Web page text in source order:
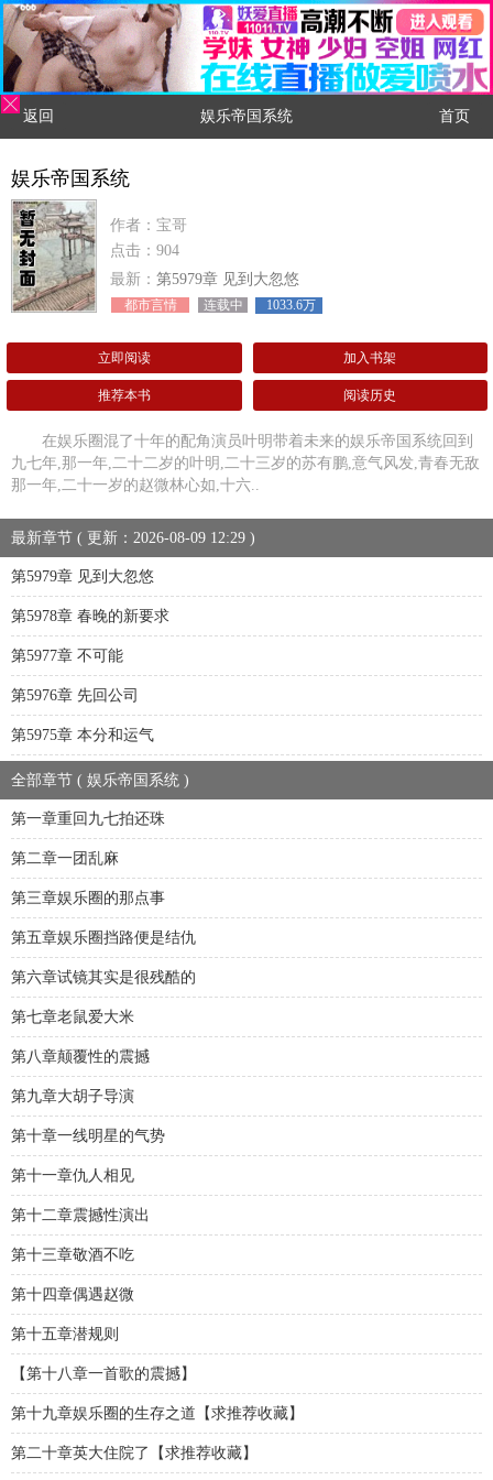
返回 娱乐帝国系统 首页
娱乐帝国系统
作者：宝哥
点击：904
最新： 第5979章 见到大忽悠
都市言情 连载中 1033.6万
立即阅读 加入书架
推荐本书 阅读历史
在娱乐圈混了十年的配角演员叶明带着未来的娱乐帝国系统回到
九七年,那一年,二十二岁的叶明,二十三岁的苏有鹏,意气风发,青春无敌
那一年,二十一岁的赵微林心如,十六..
最新章节 ( 更新：2026-08-09 12:29 )
第5979章 见到大忽悠
第5978章 春晚的新要求
第5977章 不可能
第5976章 先回公司
第5975章 本分和运气
全部章节 ( 娱乐帝国系统 )
第一章重回九七拍还珠
第二章一团乱麻
第三章娱乐圈的那点事
第五章娱乐圈挡路便是结仇
第六章试镜其实是很残酷的
第七章老鼠爱大米
第八章颠覆性的震撼
第九章大胡子导演
第十章一线明星的气势
第十一章仇人相见
第十二章震撼性演出
第十三章敬酒不吃
第十四章偶遇赵微
第十五章潜规则
【第十八章一首歌的震撼】
第十九章娱乐圈的生存之道【求推荐收藏】
第二十章英大住院了【求推荐收藏】